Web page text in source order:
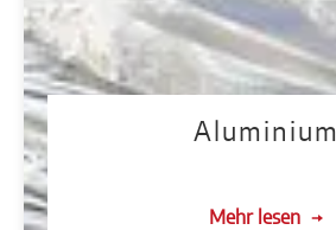
Aluminium
Mehr lesen